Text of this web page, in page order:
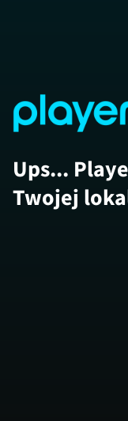
Ups...
Twojej